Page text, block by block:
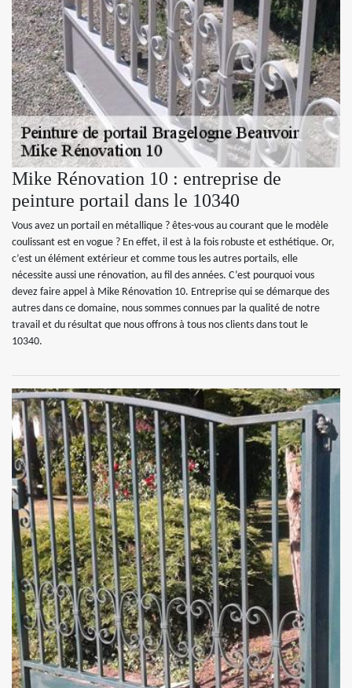
Mike Rénovation 10 : entreprise de
peinture portail dans le 10340
Vous avez un portail en métallique ? êtes-vous au courant que le modèle
coulissant est en vogue ? En effet, il est à la fois robuste et esthétique. Or,
c’est un élément extérieur et comme tous les autres portails, elle
nécessite aussi une rénovation, au fil des années. C’est pourquoi vous
devez faire appel à Mike Rénovation 10. Entreprise qui se démarque des
autres dans ce domaine, nous sommes connues par la qualité de notre
travail et du résultat que nous offrons à tous nos clients dans tout le
10340.